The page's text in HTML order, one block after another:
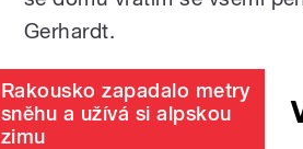
Gerhardt.
Rakousko zapadalo metry
sněhu a užívá si alpskou
zimu